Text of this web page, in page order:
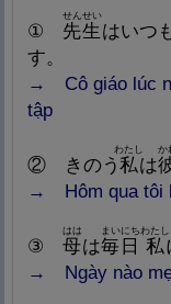
① 先生
せんせい
はいつ
す。
→ Cô giáo lúc
tập
② きのう私
わたし
は
phương
か
→ Hôm qua tôi
③ 母
はは
は毎 日
まいにち
私
わたし
→ Ngày nào mẹ